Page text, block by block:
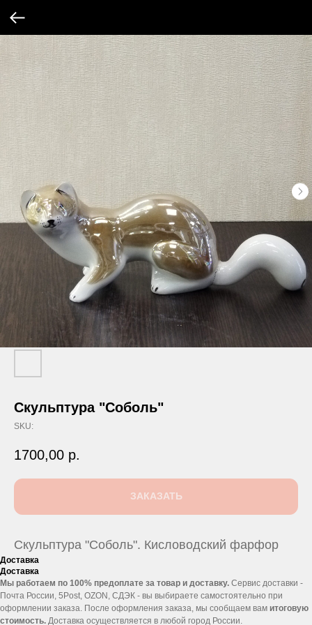
Скульптура "Соболь"
SKU:
1700,00 р.
ЗАКАЗАТЬ
Скульптура "Соболь". Кисловодский фарфор
Доставка
Доставка
Мы работаем по 100% предоплате за товар и доставку. Сервис доставки -
Почта России, 5Post, OZON, СДЭК - вы выбираете самостоятельно при
оформлении заказа. После оформления заказа, мы сообщаем вам итоговую
стоимость. Доставка осуществляется в любой город России.